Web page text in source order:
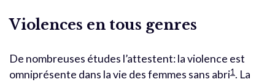
Violences en tous genres
De nombreuses études l’attestent: la violence est
omniprésente dans la vie des femmes sans abri1. La